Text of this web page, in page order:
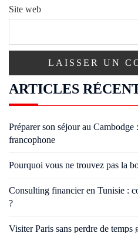
Site web
ARTICLES
Préparer son séjour au Cambodge
francophone
Pourquoi vous ne trouvez pas la
Consulting financier en Tunisie :
?
Visiter Paris sans perdre de temps